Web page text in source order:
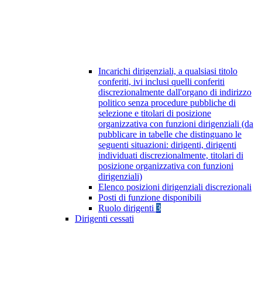
Incarichi dirigenziali, a qualsiasi titolo
conferiti, ivi inclusi quelli conferiti
discrezionalmente dall'organo di indirizzo
politico senza procedure pubbliche di
selezione e titolari di posizione
organizzativa con funzioni dirigenziali (da
pubblicare in tabelle che distinguano le
seguenti situazioni: dirigenti, dirigenti
individuati discrezionalmente, titolari di
posizione organizzativa con funzioni
dirigenziali)
Elenco posizioni dirigenziali discrezionali
Posti di funzione disponibili
Ruolo dirigenti 3
Dirigenti cessati